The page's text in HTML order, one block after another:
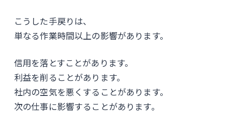
こうした手戻りは、
単なる作業時間以上の影響があります。
信用を落とすことがあります。
利益を削ることがあります。
社内の空気を悪くすることがあります。
次の仕事に影響することがあります。